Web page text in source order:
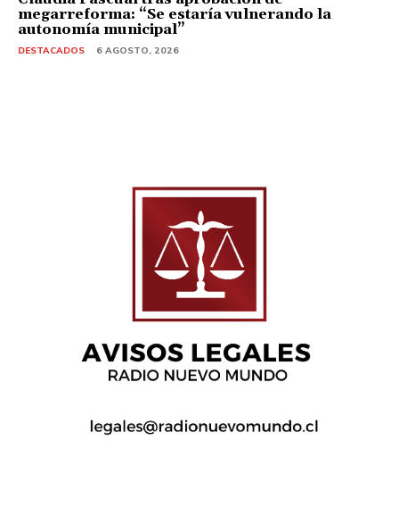
megarreforma: “Se estaría vulnerando la
autonomía municipal”
DESTACADOS 6 AGOSTO, 2026